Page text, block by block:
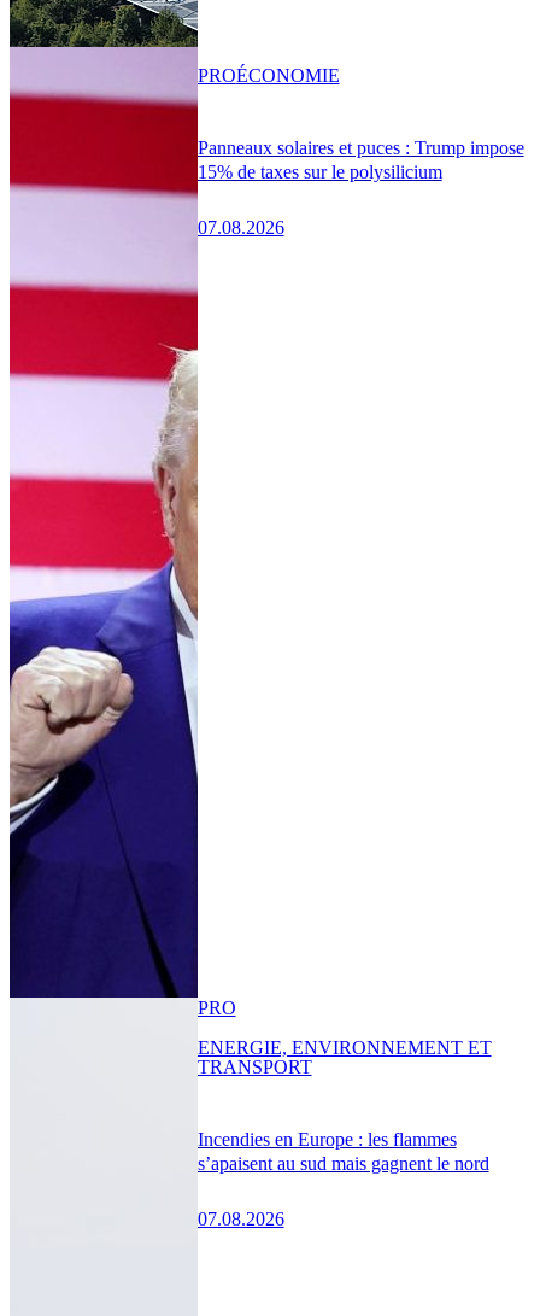
Panneaux solaires et puces : Trump impose
15% de taxes sur le polysilicium
07.08.2026
PROÉCONOMIE
Incendies en Europe : les flammes
s’apaisent au sud mais gagnent le nord
07.08.2026
PRO
ENERGIE, ENVIRONNEMENT ET
TRANSPORT